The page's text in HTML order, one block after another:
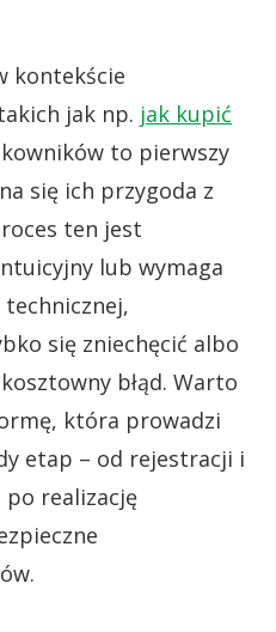
kontekście
jak np. jak kupić
to pierwszy
się ich przygoda z
ten jest
lub wymaga
technicznej,
się zniechęcić albo
błąd. Warto
która prowadzi
etap – od rejestracji i
realizację